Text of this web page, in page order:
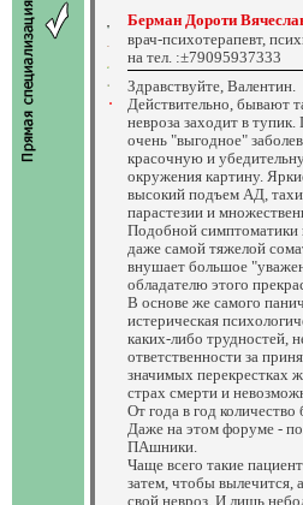
Берман Дороти
врач-психотерапевт,
на тел. :±79095937333
Здравствуйте, Валентин.
Действительно, бывают
невроза заходит в
очень "выгодное"
красочную и
окружения картину.
высокий подъем АД,
парастезии и
Подобной симптоматики
даже самой тяжелой
внушает большое
обладателю этого
В основе же самого
истерическая
каких-либо трудностей,
ответственности за
значимых перекрестках
страх смерти и
От года в год
Даже на этом форуме -
ПАшники.
Чаще всего такие
затем, чтобы вылечится,
свой невроз. И лишь